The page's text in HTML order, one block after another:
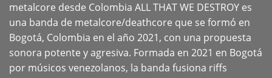
metalcore desde Colombia ALL THAT WE DESTROY es
una banda de metalcore/deathcore que se formó en
Bogotá, Colombia en el año 2021, con una propuesta
sonora potente y agresiva. Formada en 2021 en Bogotá
por músicos venezolanos, la banda fusiona riffs
+